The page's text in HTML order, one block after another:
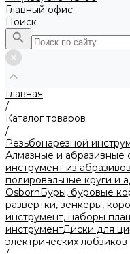
Главный офис
Поиск
Главная
/
Каталог товаров
/
Резьбонарезной
Алмазные и абразивные
инструмент из абразивов
полировальные круги и
OsbornБуры, буровые
развертки, зенкеры,
инструмент, наборы
инструментДиски для
электрических